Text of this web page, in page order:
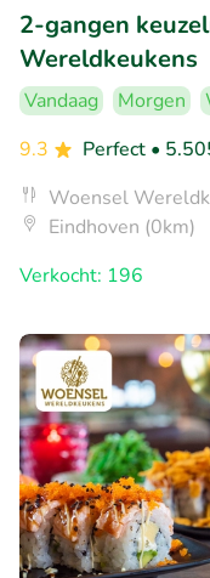
2-gangen
Wereldkeukens
Vandaag Morgen
9.3
Perfect •
Woensel
Eindhoven (0km)
Verkocht: 196